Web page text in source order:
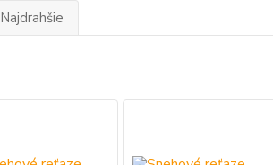
Najdrahšie